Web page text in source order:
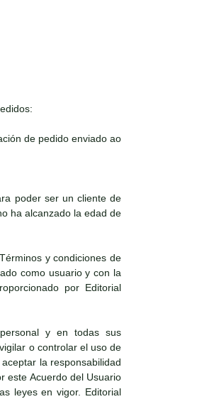
de pedido enviado ao
poder ser un cliente de
ha alcanzado la edad de
y condiciones de
como usuario y con la
por Editorial
y en todas sus
o controlar el uso de
la responsabilidad
este Acuerdo del Usuario
leyes en vigor. Editorial